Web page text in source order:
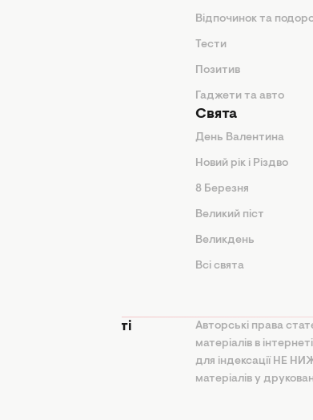
Відпочинок та
Тести
Позитив
Гаджети та авто
Свята
День Валентина
Новий рік і Різдво
8 Березня
Великий піст
Великдень
Всі свята
конфіденційності
Авторські права
матеріалів в
для індексації НЕ
матеріалів у